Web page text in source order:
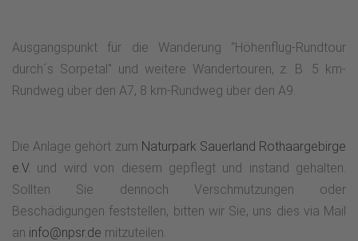
Ausgangspunkt für die Wanderung "Höhenflug-Rundtour
durch´s Sorpetal" und weitere Wandertouren, z. B. 5 km-
Rundweg über den A7, 8 km-Rundweg über den A9.
Die Anlage gehört zum Naturpark Sauerland Rothaargebirge
e.V. und wird von diesem gepflegt und instand gehalten.
Sollten Sie dennoch Verschmutzungen oder
Beschädigungen feststellen, bitten wir Sie, uns dies via Mail
an info@npsr.de mitzuteilen.